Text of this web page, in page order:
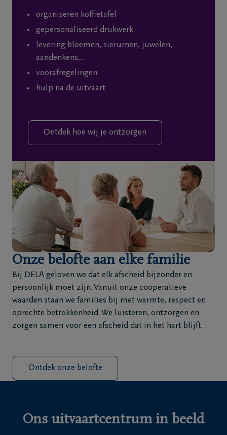
organiseren koffietafel
gepersonaliseerd drukwerk
levering bloemen, sierurnen, juwelen,
aandenkens,...
voorafregelingen
hulp na de uitvaart
Ontdek hoe wij je ontzorgen
Onze belofte aan elke familie
Bij DELA geloven we dat elk afscheid bijzonder en
persoonlijk moet zijn. Vanuit onze coöperatieve
waarden staan we families bij met warmte, respect en
oprechte betrokkenheid. We luisteren, ontzorgen en
zorgen samen voor een afscheid dat in het hart blijft.
Ontdek onze belofte
Ons uitvaartcentrum in beeld
Vorige